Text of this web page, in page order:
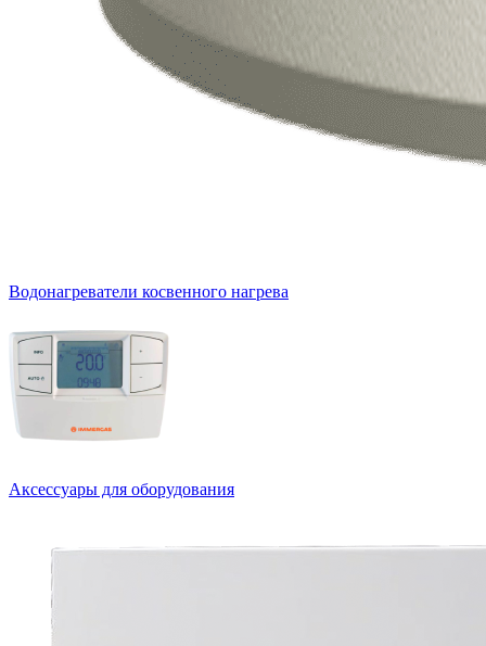
Водонагреватели косвенного нагрева
Аксессуары для оборудования